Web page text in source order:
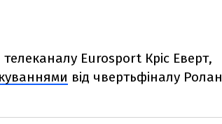
телеканалу Eurosport Кріс Еверт,
від чвертьфіналу Ролан